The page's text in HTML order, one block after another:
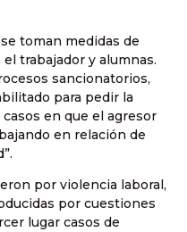
toman medidas de
trabajador y alumnas.
sancionatorios,
para pedir la
en que el agresor
en relación de
por violencia laboral,
por cuestiones
lugar casos de